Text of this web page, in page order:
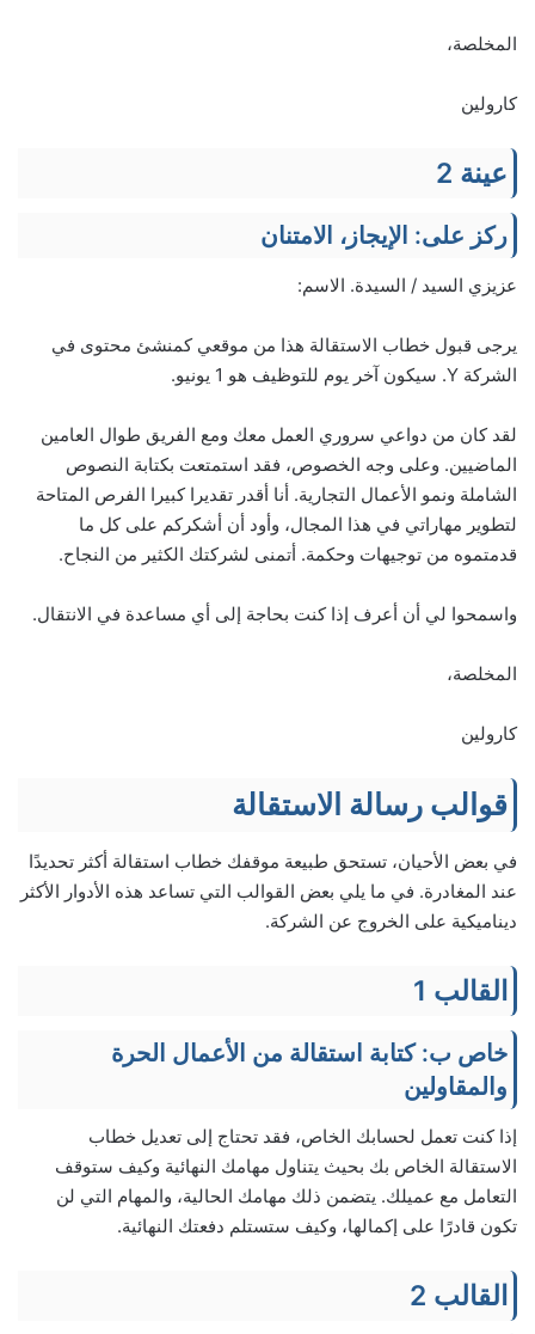
المخلصة،
كارولين
عينة 2
ركز على: الإيجاز، الامتنان
عزيزي السيد / السيدة. الاسم:
يرجى قبول خطاب الاستقالة هذا من موقعي كمنشئ محتوى في
الشركة Y. سيكون آخر يوم للتوظيف هو 1 يونيو.
لقد كان من دواعي سروري العمل معك ومع الفريق طوال العامين
الماضيين. وعلى وجه الخصوص، فقد استمتعت بكتابة النصوص
الشاملة ونمو الأعمال التجارية. أنا أقدر تقديرا كبيرا الفرص المتاحة
لتطوير مهاراتي في هذا المجال، وأود أن أشكركم على كل ما
قدمتموه من توجيهات وحكمة. أتمنى لشركتك الكثير من النجاح.
واسمحوا لي أن أعرف إذا كنت بحاجة إلى أي مساعدة في الانتقال.
المخلصة،
كارولين
قوالب رسالة الاستقالة
في بعض الأحيان، تستحق طبيعة موقفك خطاب استقالة أكثر تحديدًا
عند المغادرة. في ما يلي بعض القوالب التي تساعد هذه الأدوار الأكثر
ديناميكية على الخروج عن الشركة.
القالب 1
خاص ب: كتابة استقالة من الأعمال الحرة
والمقاولين
إذا كنت تعمل لحسابك الخاص، فقد تحتاج إلى تعديل خطاب
الاستقالة الخاص بك بحيث يتناول مهامك النهائية وكيف ستوقف
التعامل مع عميلك. يتضمن ذلك مهامك الحالية، والمهام التي لن
تكون قادرًا على إكمالها، وكيف ستستلم دفعتك النهائية.
القالب 2